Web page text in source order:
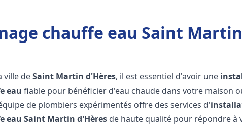
chauffe eau Saint
ville deSaint Martin d'Hères, il est essentiel d'avoir une
eau fiable pour bénéficier d'eau chaude dans votre maison
de plombiers expérimentés offre des services d'
eau Saint Martin d'Hères de haute qualité pour répondre à